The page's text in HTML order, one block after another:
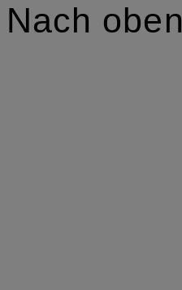
Nach oben